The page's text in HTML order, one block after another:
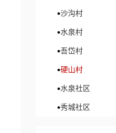
沙沟村
水泉村
吾岱村
硬山村
水泉社区
秀城社区